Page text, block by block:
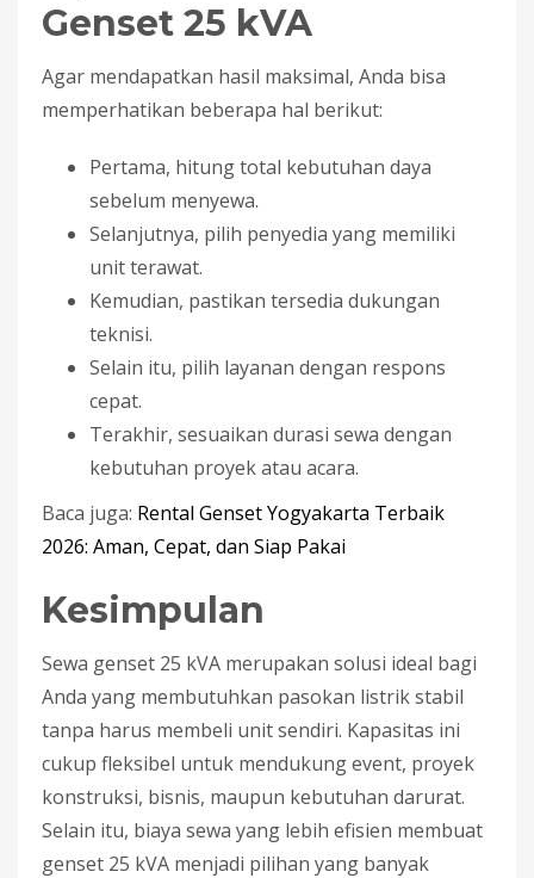
Genset 25 kVA
Agar mendapatkan hasil maksimal, Anda bisa
memperhatikan beberapa hal berikut:
Pertama, hitung total kebutuhan daya
sebelum menyewa.
Selanjutnya, pilih penyedia yang memiliki
unit terawat.
Kemudian, pastikan tersedia dukungan
teknisi.
Selain itu, pilih layanan dengan respons
cepat.
Terakhir, sesuaikan durasi sewa dengan
kebutuhan proyek atau acara.
Baca juga: Rental Genset Yogyakarta Terbaik
2026: Aman, Cepat, dan Siap Pakai
Kesimpulan
Sewa genset 25 kVA merupakan solusi ideal bagi
Anda yang membutuhkan pasokan listrik stabil
tanpa harus membeli unit sendiri. Kapasitas ini
cukup fleksibel untuk mendukung event, proyek
konstruksi, bisnis, maupun kebutuhan darurat.
Selain itu, biaya sewa yang lebih efisien membuat
genset 25 kVA menjadi pilihan yang banyak